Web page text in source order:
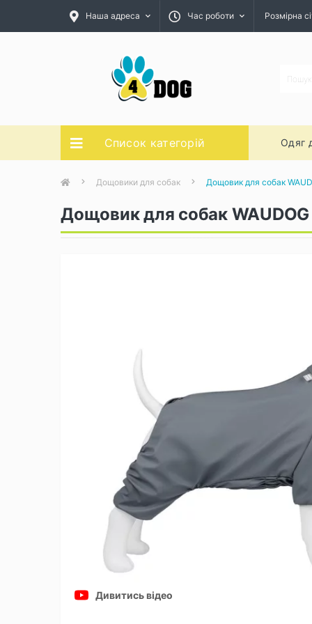
Наша адреса Час роботи Розмірна
Список категорій Одяг
Дощовики для собак Дощовик для собак
Дощовик для собак
Дивитись відео